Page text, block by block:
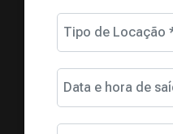
Tipo de Locação
Data e hora de